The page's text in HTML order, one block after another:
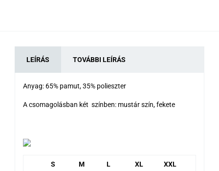
LEÍRÁS TOVÁBBI LEÍRÁS
Anyag: 65% pamut, 35% polieszter
A csomagolásban két színben: mustár szín, fekete
S M L XL XXL